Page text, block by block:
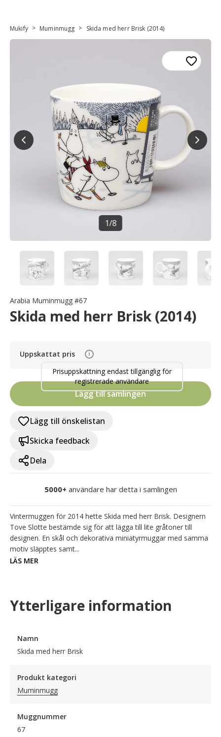
Mukify > Muminmugg > Skida med herr Brisk (2014)
1/8
Arabia Muminmugg #67
Skida med herr Brisk (2014)
Uppskattat pris i
Prisuppskattning endast tillgänglig för
registrerade användare
Lägg till samlingen
Lägg till önskelistan
Skicka feedback
Dela
5000+ användare har detta i samlingen
Vintermuggen för 2014 hette Skida med herr Brisk. Designern
Tove Slotte bestämde sig för att lägga till lite gråtoner till
designen. En skål och dekorativa miniatyrmuggar med samma
motiv släpptes samt...
LÄS MER
Ytterligare information
Namn
Skida med herr Brisk
Produkt kategori
Muminmugg
Muggnummer
67